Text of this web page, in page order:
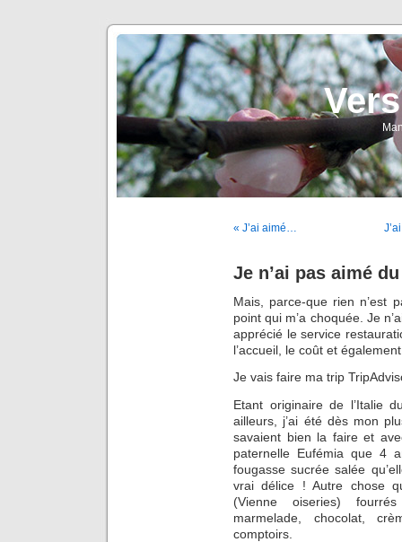
« J’ai aimé…
Je n’ai pas aimé
Mais, parce-que rien n’est
point qui m’a choquée. Je
apprécié le service
l’accueil, le coût et
Je vais faire ma trip
Etant originaire de l’Italie
ailleurs, j’ai été dès mon
savaient bien la faire et
paternelle Eufémia que 4
fougasse sucrée salée
vrai délice ! Autre chose
(Vienne oiseries)
marmelade, chocolat,
comptoirs.